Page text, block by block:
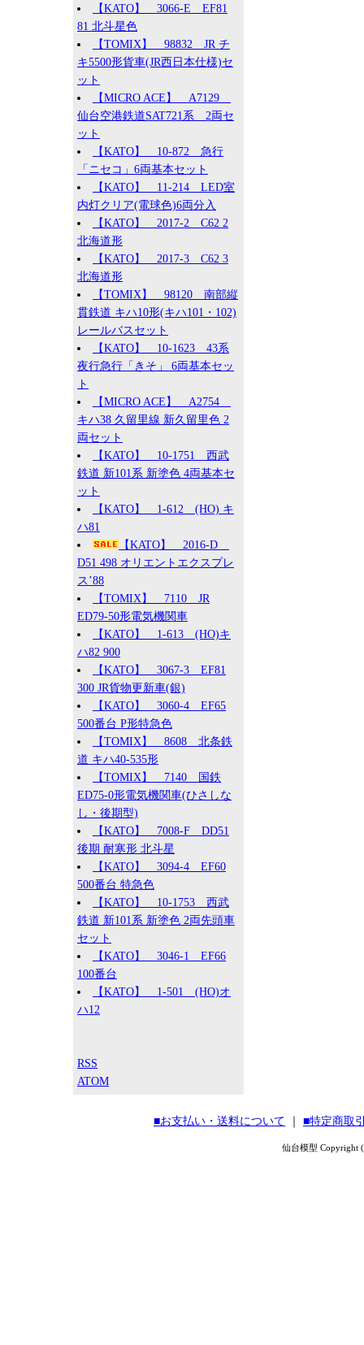
【KATO】 3066-E EF81
81 北斗星色
【TOMIX】 98832 JR チ
キ5500形貨車(JR西日本仕様)セ
ット
【MICRO ACE】 A7129
仙台空港鉄道SAT721系 2両セ
ット
【KATO】 10-872 急行
「ニセコ」6両基本セット
【KATO】 11-214 LED室
内灯クリア(電球色)6両分入
【KATO】 2017-2 C62 2
北海道形
【KATO】 2017-3 C62 3
北海道形
【TOMIX】 98120 南部縦
貫鉄道 キハ10形(キハ101・102)
レールバスセット
【KATO】 10-1623 43系
夜行急行「きそ」 6両基本セッ
ト
【MICRO ACE】 A2754
キハ38 久留里線 新久留里色 2
両セット
【KATO】 10-1751 西武
鉄道 新101系 新塗色 4両基本セ
ット
【KATO】 1-612 (HO) キ
ハ81
【KATO】 2016-D
D51 498 オリエントエクスプレ
ス’88
【TOMIX】 7110 JR
ED79-50形電気機関車
【KATO】 1-613 (HO)キ
ハ82 900
【KATO】 3067-3 EF81
300 JR貨物更新車(銀)
【KATO】 3060-4 EF65
500番台 P形特急色
【TOMIX】 8608 北条鉄
道 キハ40-535形
【TOMIX】 7140 国鉄
ED75-0形電気機関車(ひさしな
し・後期型)
【KATO】 7008-F DD51
後期 耐寒形 北斗星
【KATO】 3094-4 EF60
500番台 特急色
【KATO】 10-1753 西武
鉄道 新101系 新塗色 2両先頭車
セット
【KATO】 3046-1 EF66
100番台
【KATO】 1-501 (HO)オ
ハ12
RSS
ATOM
■お支払い・送料について ■特定商取
仙台模型 Copyright